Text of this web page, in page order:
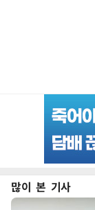
많이 본 기사